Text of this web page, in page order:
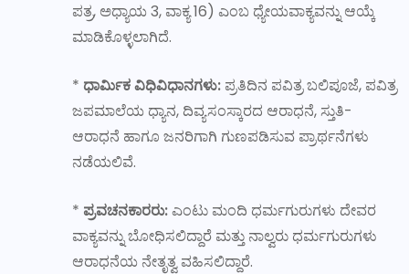
ಪತ್ರ, ಅಧ್ಯಾಯ 3, ವಾಕ್ಯ 16) ಎಂಬ ಧ್ಯೇಯವಾಕ್ಯವನ್ನು ಆಯ್ಕೆ
ಮಾಡಿಕೊಳ್ಳಲಾಗಿದೆ.
* ಧಾರ್ಮಿಕ ವಿಧಿವಿಧಾನಗಳು: ಪ್ರತಿದಿನ ಪವಿತ್ರ ಬಲಿಪೂಜೆ, ಪವಿತ್ರ
ಜಪಮಾಲೆಯ ಧ್ಯಾನ, ದಿವ್ಯಸಂಸ್ಕಾರದ ಆರಾಧನೆ, ಸ್ತುತಿ-
ಆರಾಧನೆ ಹಾಗೂ ಜನರಿಗಾಗಿ ಗುಣಪಡಿಸುವ ಪ್ರಾರ್ಥನೆಗಳು
ನಡೆಯಲಿವೆ.
* ಪ್ರವಚನಕಾರರು:ಎಂಟು ಮಂದಿ ಧರ್ಮಗುರುಗಳು ದೇವರ
ವಾಕ್ಯವನ್ನು ಬೋಧಿಸಲಿದ್ದಾರೆ ಮತ್ತು ನಾಲ್ವರು ಧರ್ಮಗುರುಗಳು
ಆರಾಧನೆಯ ನೇತೃತ್ವ ವಹಿಸಲಿದ್ದಾರೆ.